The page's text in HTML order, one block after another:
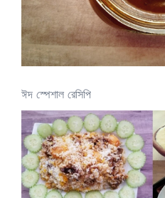
ঈদ স্পেশাল রেসিপি